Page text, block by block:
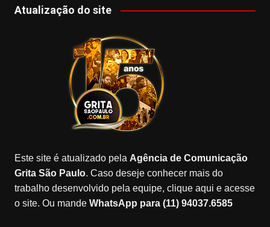
c
a
m
T
k
o
gl
e
M
a
p
s
u
u
b
e
Atualização do site
Este site é atualizado pela Agência de Comunicação
Grita São Paulo. Caso deseje conhecer mais do
trabalho desenvolvido pela equipe, clique aqui e acesse
o site. Ou mande WhatsApp para (11) 94037.6585